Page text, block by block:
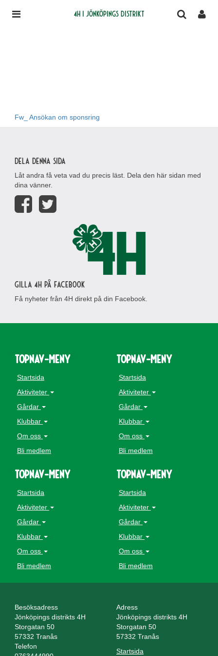
4H i Jönköpings distrikt
Fw_ Ansökan om sponsring
Dela denna sida
Låt andra få veta vad du precis läst. Dela den här sidan med
dina vänner.
Gilla 4H på Facebook
Få nyheter från 4H direkt på din Facebook.
topnav-meny
Startsida
Aktiviteter
Gårdar
Klubbar
Om oss
Bli medlem
topnav-meny
Startsida
Aktiviteter
Gårdar
Klubbar
Om oss
Bli medlem
topnav-meny
Startsida
Aktiviteter
Gårdar
Klubbar
Om oss
Bli medlem
topnav-meny
Startsida
Aktiviteter
Gårdar
Klubbar
Om oss
Bli medlem
Besöksadress
Jönköpings distrikts 4H
Storgatan 50
57332 Tranås
Adress
Jönköpings distrikts 4H
Storgatan 50
57332 Tranås
Telefon
Startsida